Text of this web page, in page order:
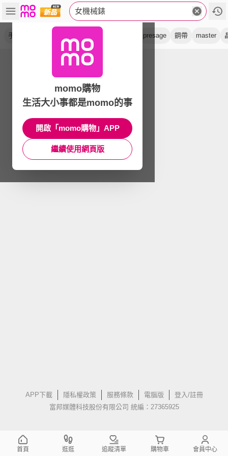
女機械錶
手錶 presage 鋼帶 master
APP下載 隱私權政策 服務條款 電腦版
登入/註冊
富邦媒體科技股份有限公司 統編：27365925
momo購物
生活大小事都是momo的事
開啟「momo購物」APP
繼續使用網頁版
首頁 逛逛 追蹤清單 購物車 會員中心